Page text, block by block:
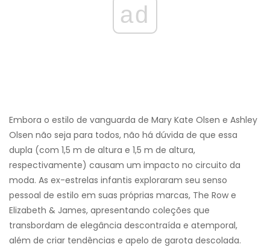
ad
Embora o estilo de vanguarda de Mary Kate Olsen e Ashley
Olsen não seja para todos, não há dúvida de que essa
dupla (com 1,5 m de altura e 1,5 m de altura,
respectivamente) causam um impacto no circuito da
moda. As ex-estrelas infantis exploraram seu senso
pessoal de estilo em suas próprias marcas, The Row e
Elizabeth & James, apresentando coleções que
transbordam de elegância descontraída e atemporal,
além de criar tendências e apelo de garota descolada.